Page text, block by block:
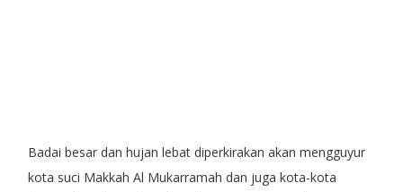
Badai besar dan hujan lebat diperkirakan akan mengguyur
kota suci Makkah Al Mukarramah dan juga kota-kota